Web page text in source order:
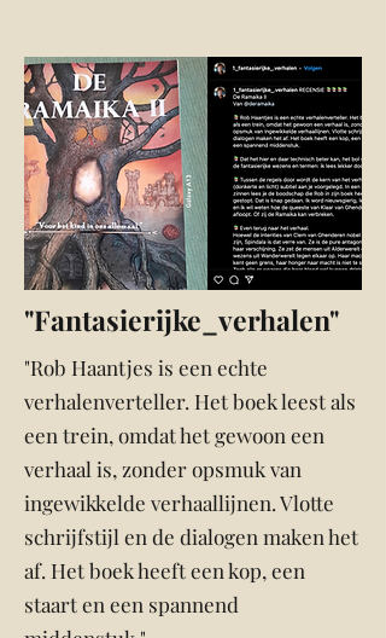
"Fantasierijke_verhalen"
"Rob Haantjes is een echte
verhalenverteller. Het boek leest als
een trein, omdat het gewoon een
verhaal is, zonder opsmuk van
ingewikkelde verhaallijnen. Vlotte
schrijfstijl en de dialogen maken het
af. Het boek heeft een kop, een
staart en een spannend